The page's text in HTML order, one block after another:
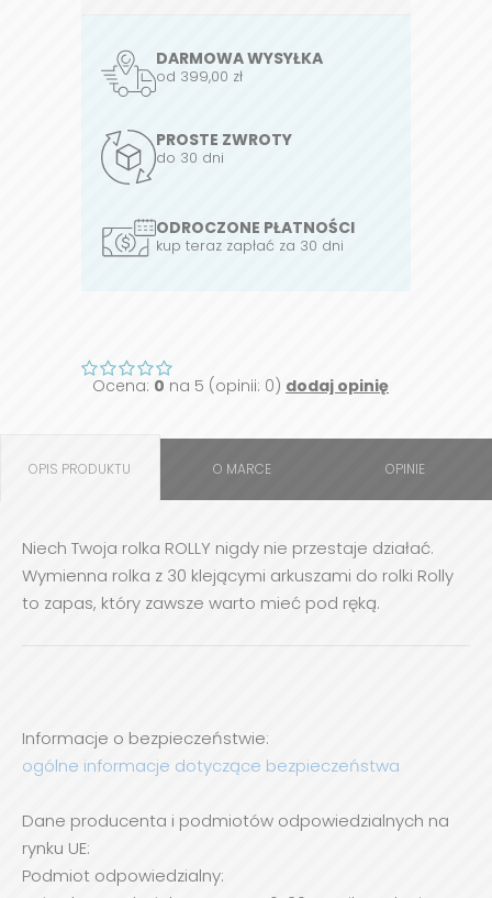
DARMOWA WYSYŁKA
od 399,00 zł
PROSTE ZWROTY
do 30 dni
ODROCZONE PŁATNOŚCI
kup teraz zapłać za 30 dni
Ocena: 0 na 5 (opinii: 0) dodaj opinię
OPIS PRODUKTU O MARCE OPINIE
Niech Twoja rolka ROLLY nigdy nie przestaje działać.
Wymienna rolka z 30 klejącymi arkuszami do rolki Rolly
to zapas, który zawsze warto mieć pod ręką.
Informacje o bezpieczeństwie:
ogólne informacje dotyczące bezpieczeństwa
Dane producenta i podmiotów odpowiedzialnych na
rynku UE:
Podmiot odpowiedzialny: